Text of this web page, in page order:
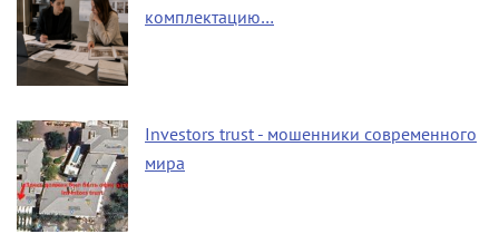
комплектацию…
Investors trust - мошенники современного
мира